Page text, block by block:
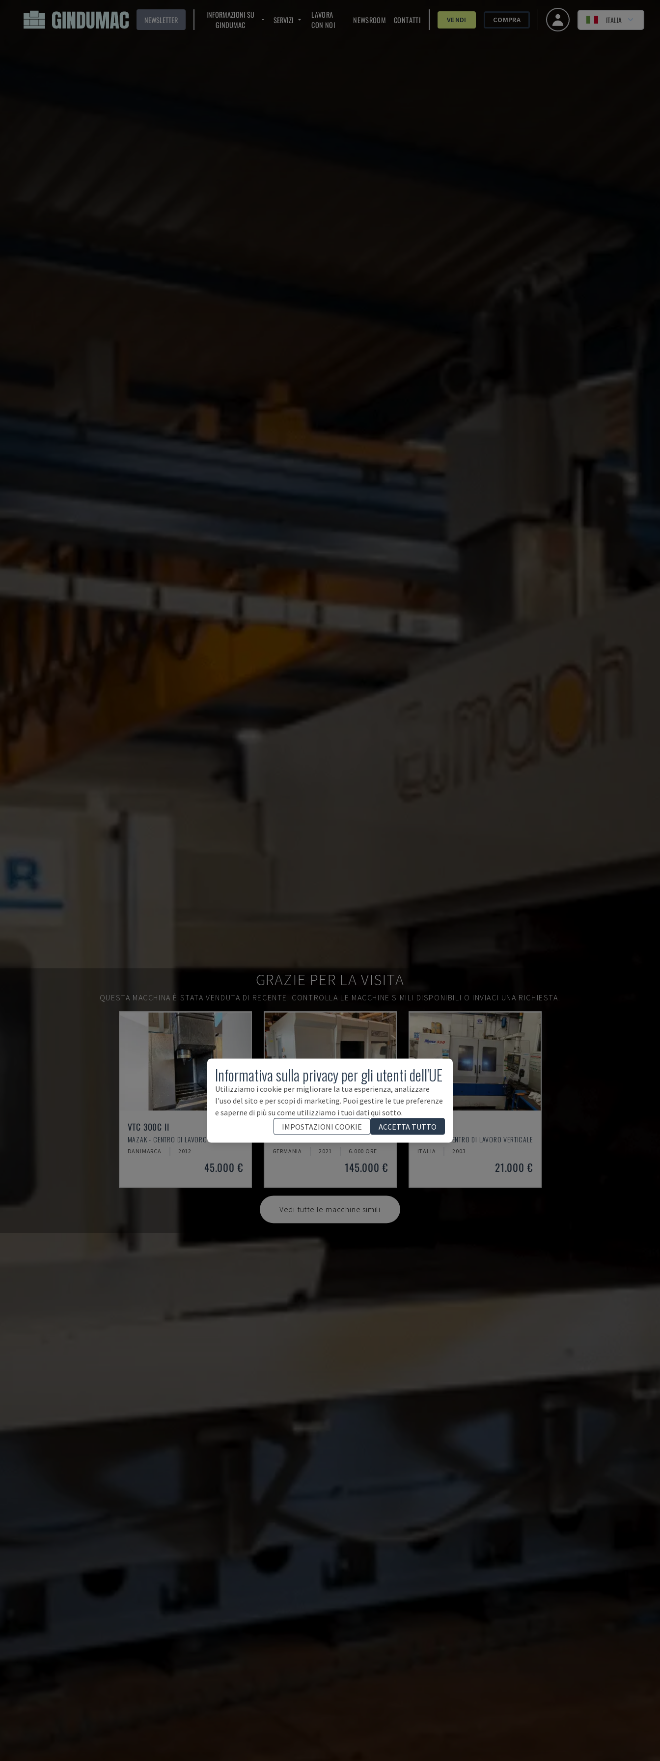
NEWSLETTER
INFORMAZIONI SU
GINDUMAC
SERVIZI
LAVORA
CON NOI
NEWSROOM CONTATTI VENDI COMPRA ITALIA
GRAZIE PER LA VISITA
QUESTA MACCHINA È STATA VENDUTA DI RECENTE. CONTROLLA LE MACCHINE SIMILI DISPONIBILI O INVIACI UNA RICHIESTA.
VTC 300C II
MAZAK - CENTRO DI LAVORO VERTICALE
DANIMARCA 2012
45.000 €
U5-1530
GERMANIA 2021 6.000 ORE
145.000 €
MYNX 550
DAEWOO - CENTRO DI LAVORO VERTICALE
ITALIA 2003
21.000 €
Vedi tutte le macchine simili
Informativa sulla privacy per gli utenti dell'UE
Utilizziamo i cookie per migliorare la tua esperienza, analizzare
l'uso del sito e per scopi di marketing. Puoi gestire le tue preferenze
e saperne di più su come utilizziamo i tuoi dati qui sotto.
IMPOSTAZIONI COOKIE
ACCETTA TUTTO